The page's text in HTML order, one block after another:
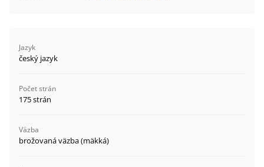
Jazyk
český jazyk
Počet strán
175 strán
Väzba
brožovaná väzba (mäkká)